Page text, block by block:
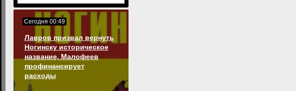
Сегодня 00:49
Лавров призвал вернуть
Ногинску историческое
название, Малофеев
профинансирует
расходы